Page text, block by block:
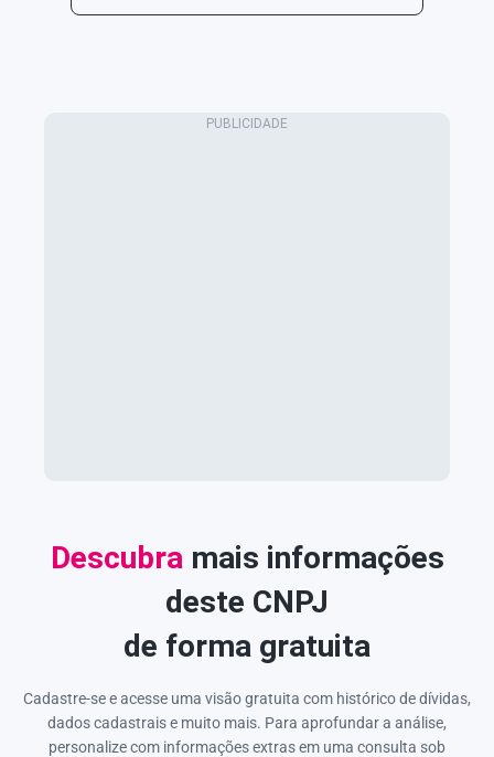
Descubra mais informações
deste CNPJ
de forma gratuita
Cadastre-se e acesse uma visão gratuita com histórico de dívidas,
dados cadastrais e muito mais. Para aprofundar a análise,
personalize com informações extras em uma consulta sob